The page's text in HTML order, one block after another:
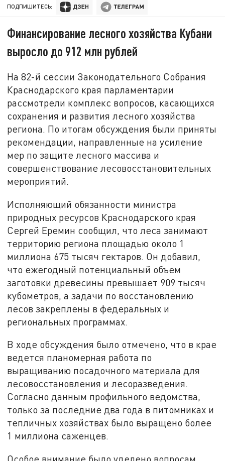
ПОДПИШИТЕСЬ:
Финансирование лесного хозяйства Кубани
выросло до 912 млн рублей
На 82-й сессии Законодательного Собрания
Краснодарского края парламентарии
рассмотрели комплекс вопросов, касающихся
сохранения и развития лесного хозяйства
региона. По итогам обсуждения были приняты
рекомендации, направленные на усиление
мер по защите лесного массива и
совершенствование лесовосстановительных
мероприятий.
Исполняющий обязанности министра
природных ресурсов Краснодарского края
Сергей Еремин сообщил, что леса занимают
территорию региона площадью около 1
миллиона 675 тысяч гектаров. Он добавил,
что ежегодный потенциальный объем
заготовки древесины превышает 909 тысяч
кубометров, а задачи по восстановлению
лесов закреплены в федеральных и
региональных программах.
В ходе обсуждения было отмечено, что в крае
ведется планомерная работа по
выращиванию посадочного материала для
лесовосстановления и лесоразведения.
Согласно данным профильного ведомства,
только за последние два года в питомниках и
тепличных хозяйствах было выращено более
1 миллиона саженцев.